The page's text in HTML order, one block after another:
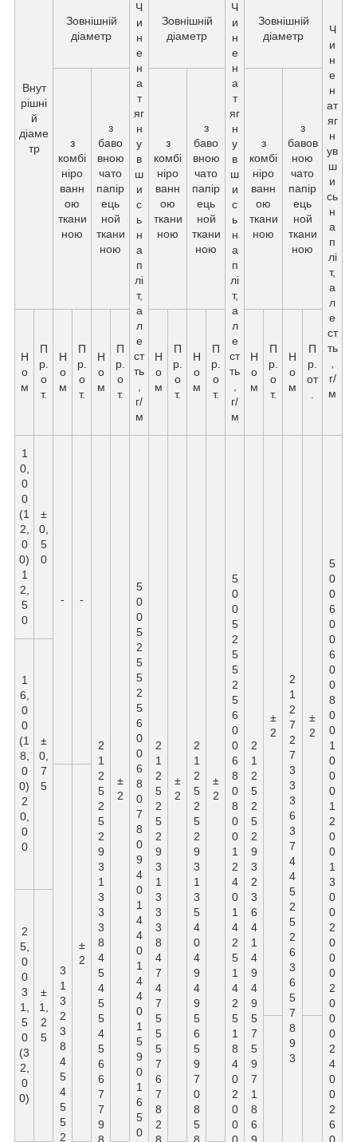
Внут
рішні
й
діаме
тр
Зовнішній
діаметр
Ч
и
н
е
н
а
т
яг
н
у
в
ш
и
с
ь
н
а
п
лі
т,
а
л
е
ст
ть
,
г/
м
Зовнішній
діаметр
Ч
и
н
е
н
а
т
яг
н
у
в
ш
и
с
ь
н
а
п
лі
т,
а
л
е
ст
ть
,
г/
м
Зовнішній
діаметр
Ч
и
н
е
н
ат
яг
н
ув
ш
и
сь
н
а
п
лі
т,
а
л
е
ст
ть
,
г/
м
з
комбі
ніро
ванн
ою
ткани
ною
з
баво
вною
чато
папір
ець
ной
ткани
ною
з
комбі
ніро
ванн
ою
ткани
ною
з
баво
вною
чато
папір
ець
ной
ткани
ною
з
комбі
ніро
ванн
ою
ткани
ною
з
бавов
ною
чато
папір
ець
ной
ткани
ною
Н
о
м
П
р.
о
т.
Н
о
м
П
р.
о
т.
Н
о
м
П
р.
о
т.
Н
о
м
П
р.
о
т.
Н
о
м
П
р.
о
т.
Н
о
м
П
р.
о
т.
Н
о
м
П
р.
от
.
1
0,
0
0
(1
2,
0
0)
1
2,
5
0
±
0,
5
0
- -
2
1
2
5
2
5
2
9
3
1
3
3
3
8
4
5
4
5
5
4
5
6
6
7
7
9
±
2
5
0
0
5
2
5
5
2
5
6
0
0
6
8
0
7
8
0
9
4
0
1
4
4
0
1
4
4
0
1
5
9
0
1
6
5
0
2
1
2
5
2
5
2
9
3
1
3
3
3
8
4
7
4
7
5
5
5
7
6
7
8
2
±
2
2
1
2
5
2
5
2
9
3
1
3
5
4
0
4
9
4
9
5
6
5
9
7
0
8
5
±
2
5
0
0
5
2
5
5
2
5
6
0
0
6
8
0
8
0
0
1
2
4
0
1
4
2
5
1
4
2
5
1
8
4
0
2
0
0
2
1
2
5
2
5
2
9
3
2
3
6
4
1
4
9
4
9
5
7
5
9
7
1
8
6
±
2
2
1
2
7
2
7
3
3
3
6
3
7
4
4
5
2
5
2
6
3
6
5
7
8
9
3
±
2
5
0
0
6
0
0
6
0
0
8
0
0
1
0
0
0
1
2
0
0
1
3
0
0
2
0
0
0
2
0
0
0
2
4
0
0
2
6
1
6,
0
0
(1
8,
0
0)
2
0,
0
0
±
0,
7
5
3
1
3
2
3
8
4
5
4
5
5
2
±
2
2
5,
0
0
3
1,
5
0
(3
2,
0
0)
±
1,
2
5